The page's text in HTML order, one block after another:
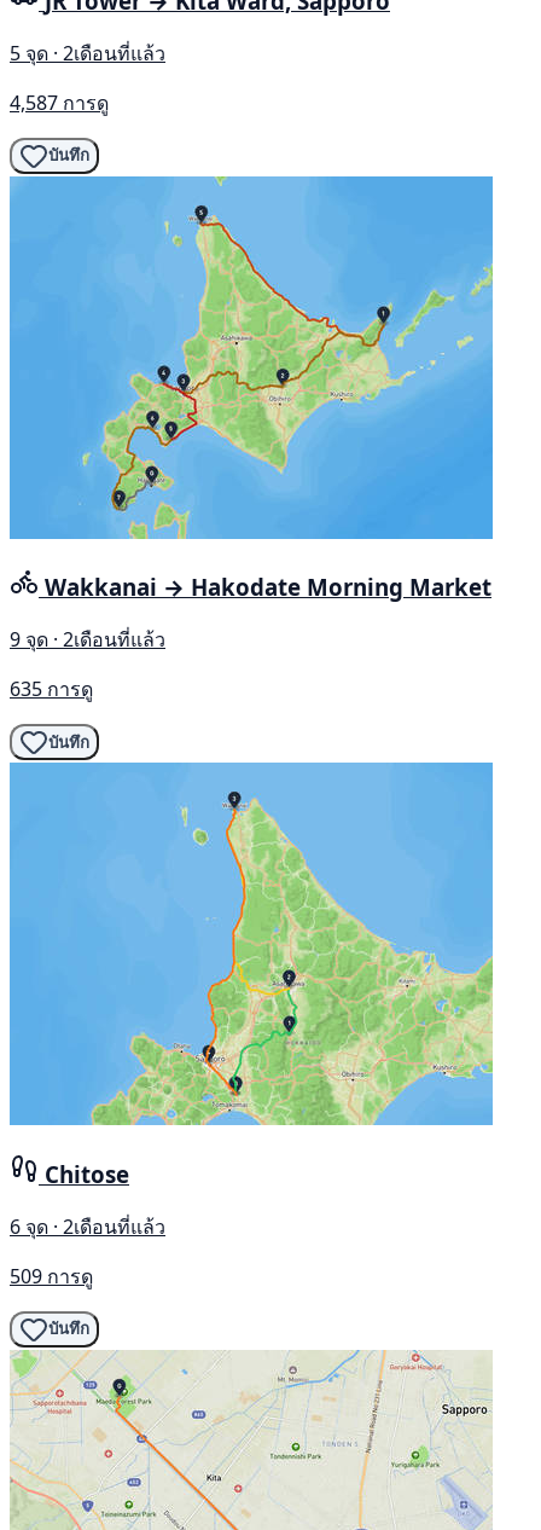
5 จุด · 2เดือนที่แล้ว
4,587 การดู
บันทึก
Wakkanai → Hakodate Morning Market
9 จุด · 2เดือนที่แล้ว
635 การดู
บันทึก
Chitose
6 จุด · 2เดือนที่แล้ว
509 การดู
บันทึก